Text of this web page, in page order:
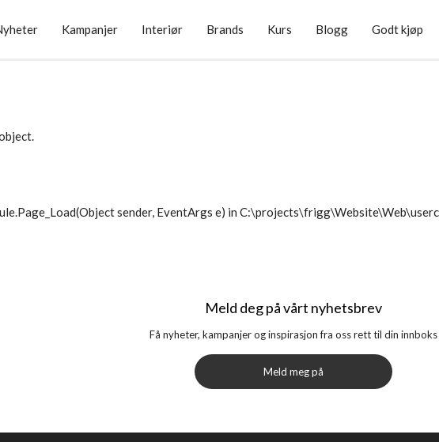
Kampanjer Interiør Brands Kurs Blogg Godt kjøp
sender, EventArgs e) in
Meld deg på vårt nyhetsbrev
Få nyheter, kampanjer og inspirasjon fra oss rett til din innboks
Meld meg på